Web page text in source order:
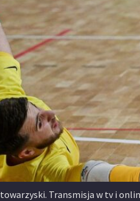
Transmisja w tv i